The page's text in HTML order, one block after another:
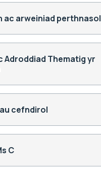
ac arweiniad perthnasol
Adroddiad Thematig yr
cefndirol
C